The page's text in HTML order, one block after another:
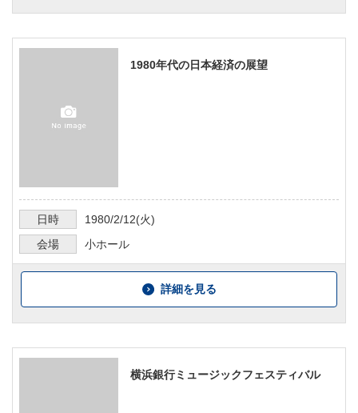
1980年代の日本経済の展望
日時 1980/2/12(火)
会場
小ホール
詳細を見る
横浜銀行ミュージックフェスティバル